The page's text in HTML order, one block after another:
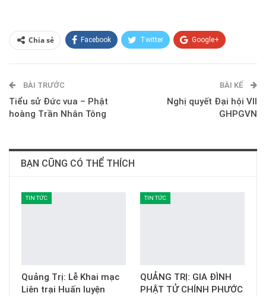
Chia sẻ Facebook Twitter Google+
E-mail
BÀI TRƯỚC
Tiểu sử Đức vua – Phật
hoàng Trần Nhân Tông
BÀI KẾ
Nghị quyết Đại hội VII
GHPGVN
BẠN CŨNG CÓ THỂ THÍCH
TIN TỨC
Quảng Trị: Lễ Khai mạc
Liên trại Huấn luyện
TIN TỨC
QUẢNG TRỊ: GIA ĐÌNH
PHẬT TỬ CHÍNH PHƯỚC